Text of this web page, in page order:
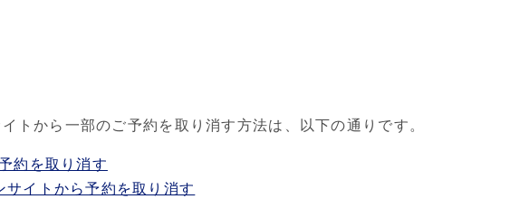
トから一部のご予約を取り消す方法は、以下の通りです。
約を取り消す
サイトから予約を取り消す